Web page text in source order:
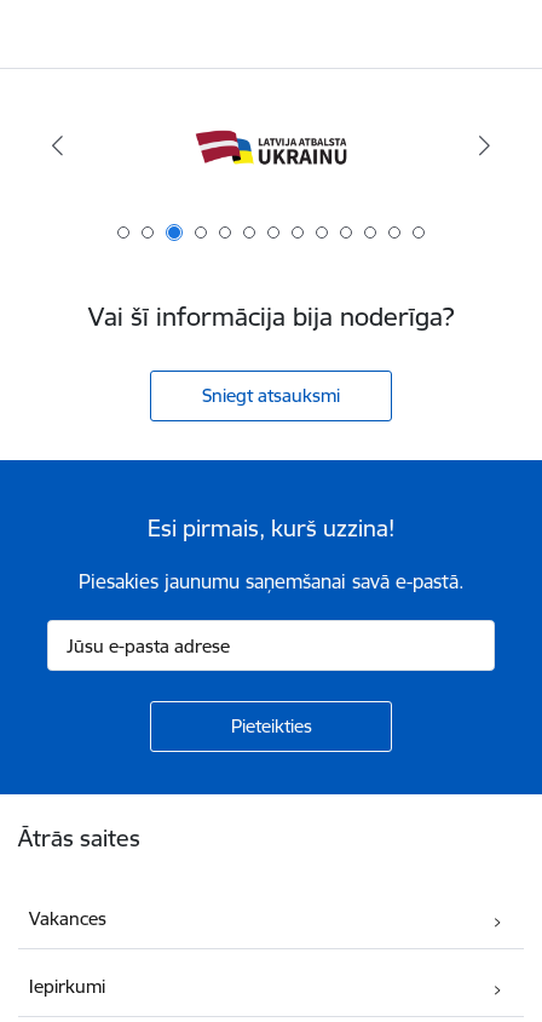
Vai šī informācija bija noderīga?
Sniegt atsauksmi
Esi pirmais, kurš uzzina!
Piesakies jaunumu saņemšanai savā e-pastā.
Ātrās saites
Vakances
Iepirkumi